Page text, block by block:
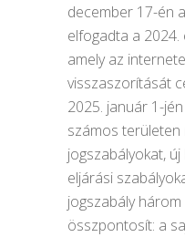
december 17-én
elfogadta a 2024.
amely az
visszaszorítását
2025. január 1-
számos
jogszabályokat,
eljárási
jogszabály
összpontosít: a